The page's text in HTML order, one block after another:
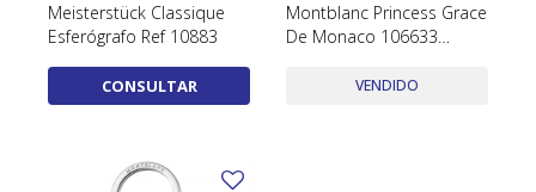
Meisterstück Classique
Esferógrafo Ref 10883
CONSULTAR
Montblanc Princess Grace
De Monaco 106633
Con Estuche Y Papeles
VENDIDO